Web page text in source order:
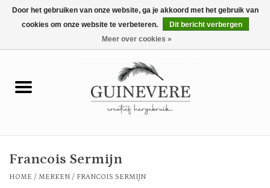
0 Artikelen - €0,00
Meubels
Tuin en buiten
Francois Sermijn
HOME / MERKEN / FRANCOIS SERMIJN
Door het gebruiken van onze website, ga je akkoord met het gebruik van
cookies om onze website te verbeteren.
Dit bericht verbergen
Meer over cookies »